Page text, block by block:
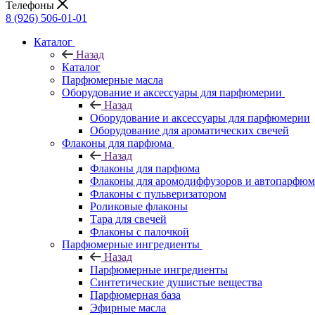
Телефоны
8 (926) 506-01-01
Каталог
Назад
Каталог
Парфюмерные масла
Оборудование и аксессуары для парфюмерии
Назад
Оборудование и аксессуары для парфюмерии
Оборудование для ароматических свечей
Флаконы для парфюма
Назад
Флаконы для парфюма
Флаконы для аромодиффузоров и
Флаконы с пульверизатором
Роликовые флаконы
Тара для свечей
Флаконы с палочкой
Парфюмерные ингредиенты
Назад
Парфюмерные ингредиенты
Синтетические душистые вещества
Парфюмерная база
Эфирные масла